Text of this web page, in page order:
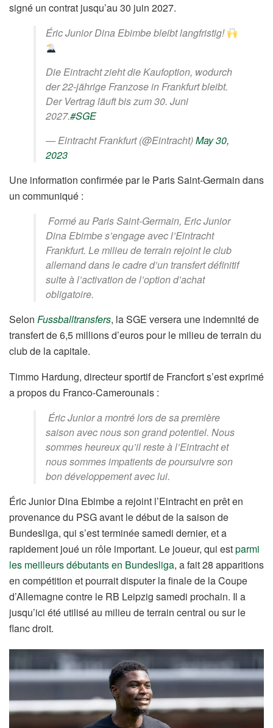
signé un contrat jusqu’au 30 juin 2027.
Éric Junior Dina Ebimbe bleibt langfristig!
Die Eintracht zieht die Kaufoption, wodurch
der 22-jährige Franzose in Frankfurt bleibt.
Der Vertrag läuft bis zum 30. Juni
2027.#SGE
— Eintracht Frankfurt (@Eintracht)May 30,
2023
Une information confirmée par le Paris Saint-Germain dans
un communiqué :
Formé au Paris Saint-Germain, Eric Junior
Dina Ebimbe s’engage avec l’Eintracht
Frankfurt. Le milieu de terrain rejoint le club
allemand dans le cadre d’un transfert définitif
suite à l’activation de l’option d’achat
obligatoire.
Selon Fussballtransfers, la SGE versera une indemnité de
transfert de 6,5 millions d’euros pour le milieu de terrain du
club de la capitale.
Timmo Hardung, directeur sportif de Francfort s’est exprimé
a propos du Franco-Camerounais :
Éric Junior a montré lors de sa première
saison avec nous son grand potentiel. Nous
sommes heureux qu’il reste à l’Eintracht et
nous sommes impatients de poursuivre son
bon développement avec lui.
Éric Junior Dina Ebimbe a rejoint l’Eintracht en prêt en
provenance du PSG avant le début de la saison de
Bundesliga, qui s’est terminée samedi dernier, et a
rapidement joué un rôle important. Le joueur, qui estparmi
les meilleurs débutants en Bundesliga, a fait 28 apparitions
en compétition et pourrait disputer la finale de la Coupe
d’Allemagne contre le RB Leipzig samedi prochain. Il a
jusqu’ici été utilisé au milieu de terrain central ou sur le
flanc droit.